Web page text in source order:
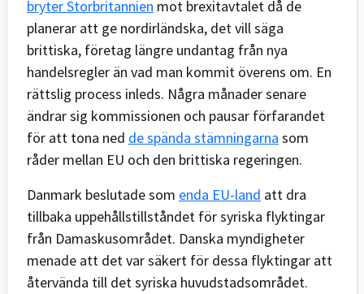
bryter Storbritannien mot brexitavtalet då de
planerar att ge nordirländska, det vill säga
brittiska, företag längre undantag från nya
handelsregler än vad man kommit överens om. En
rättslig process inleds. Några månader senare
ändrar sig kommissionen och pausar förfarandet
för att tona ned de spända stämningarna som
råder mellan EU och den brittiska regeringen.
Danmark beslutade som enda EU-land att dra
tillbaka uppehållstillståndet för syriska flyktingar
från Damaskusområdet. Danska myndigheter
menade att det var säkert för dessa flyktingar att
återvända till det syriska huvudstadsområdet.